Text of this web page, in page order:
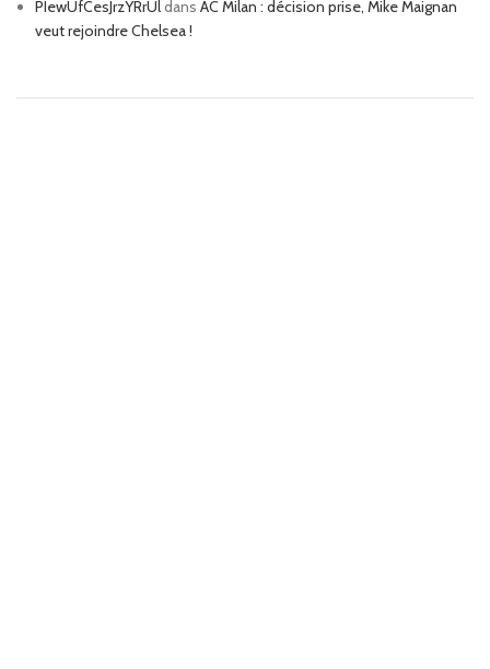
PIewUfCesJrzYRrUldans AC Milan : décision prise, Mike Maignan
veut rejoindre Chelsea !